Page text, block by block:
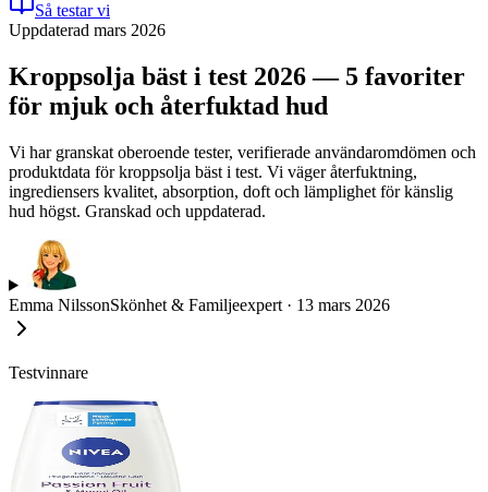
Så testar vi
Uppdaterad mars 2026
Kroppsolja bäst i test 2026 — 5 favoriter
för mjuk och återfuktad hud
Vi har granskat oberoende tester, verifierade användaromdömen och
produktdata för kroppsolja bäst i test. Vi väger återfuktning,
ingrediensers kvalitet, absorption, doft och lämplighet för känslig
hud högst. Granskad och uppdaterad.
Emma NilssonSkönhet & Familjeexpert · 13 mars 2026
Testvinnare